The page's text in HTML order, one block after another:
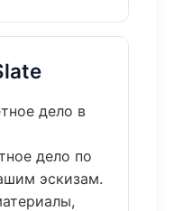
дело в
дело по
эскизам.